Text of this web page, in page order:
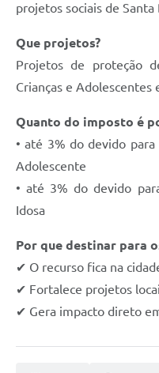
projetos sociais de Santa
Que projetos?
Projetos de proteção
Crianças e Adolescentes
Quanto do imposto é
• até 3% do devido
Adolescente
• até 3% do devido
Idosa
Por que destinar para
✔ O recurso fica na
✔ Fortalece projetos
✔ Gera impacto direto